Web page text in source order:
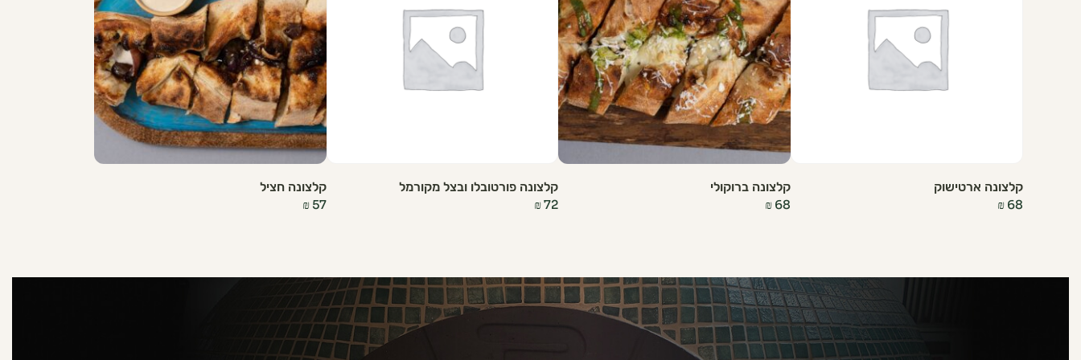
קלצונה ארטישוק
₪ 68
קלצונה ברוקולי
₪ 68
קלצונה פורטובלו ובצל מקורמל
₪72
קלצונה חציל
₪57